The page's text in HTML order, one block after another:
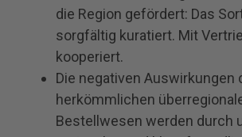
die Region gefördert: Das
sorgfältig kuratiert. Mit
kooperiert.
Die negativen Auswirkungen
herkömmlichen
Bestellwesen werden durch